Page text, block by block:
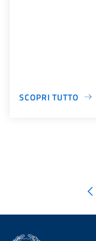
SCOPRI TUTTO